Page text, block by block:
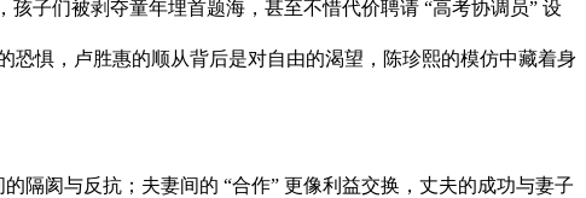
子们被剥夺童年埋首题海，甚至不惜代价聘请 “高考协调员” 设
惧，卢胜惠的顺从背后是对自由的渴望，陈珍熙的模仿中藏着身
隔阂与反抗；夫妻间的 “合作” 更像利益交换，丈夫的成功与妻子